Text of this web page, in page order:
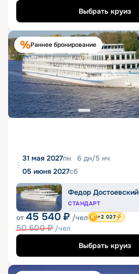
Выбрать круиз
Раннее бронирование
31 мая 2027пн 6 дн/5 нч
05 июня 2027сб
Федор Достоевский
СТАНДАРТ
от 45 540 ₽ /чел
50 600₽ /чел
+2 027
Выбрать круиз